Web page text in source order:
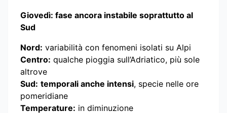
Giovedì: fase ancora instabile soprattutto al
Sud
Nord: variabilità con fenomeni isolati su Alpi
Centro: qualche pioggia sull’Adriatico, più sole
altrove
Sud: temporali anche intensi, specie nelle ore
pomeridiane
Temperature: in diminuzione